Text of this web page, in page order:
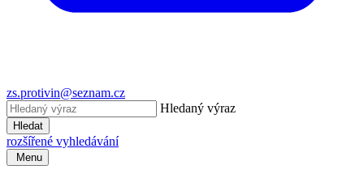
zs.protivin@seznam.cz
Hledaný výraz
Hledat
rozšířené vyhledávání
Menu